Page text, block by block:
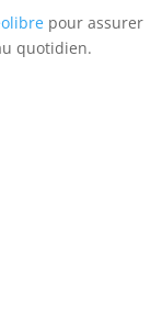
pour assurer
quotidien.